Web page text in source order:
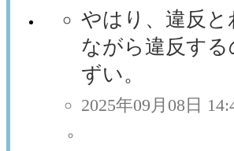
やはり、違反
ながら違反する
ずい。
2025年09月08日